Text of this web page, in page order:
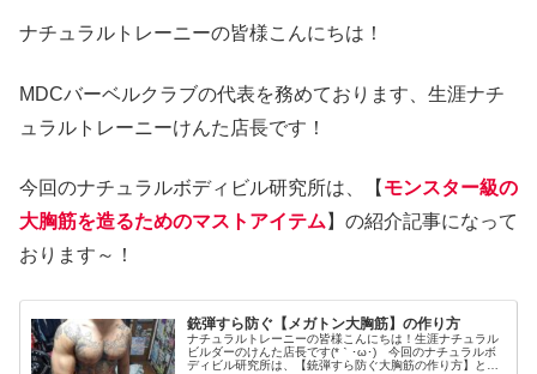
ナチュラルトレーニーの皆様こんにちは！
MDCバーベルクラブの代表を務めております、生涯ナチ
ュラルトレーニーけんた店長です！
今回のナチュラルボディビル研究所は、【 モンスター級の
大胸筋を造るためのマストアイテム 】の紹介記事になって
おります～！
銃弾すら防ぐ【メガトン大胸筋】の作り方
ナチュラルトレーニーの皆様こんにちは！生涯ナチュラル
ビルダーのけんた店長です(*｀･ω･)ゞ今回のナチュラルボ
ディビル研究所は、【銃弾すら防ぐ大胸筋の作り方】とい